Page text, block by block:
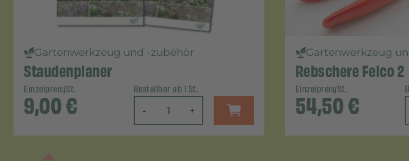
Gartenwerkzeug und -zubehör
Staudenplaner
Einzelpreis/St.
9,00€
Bestellbar ab 1 St.
- +
Gartenwerkzeug
Rebschere Felco 2
Einzelpreis/St.
54,50€